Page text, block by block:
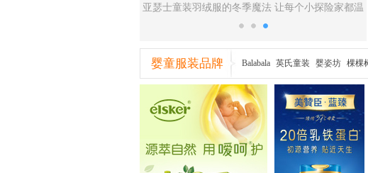
亚瑟士童装羽绒服的冬季魔法 让每个小探险家都温
暖出行
婴童服装品牌 Balabala 英氏童装 婴姿坊 棵棵
雀太郎 舒贝儿 嗒嘀嗒